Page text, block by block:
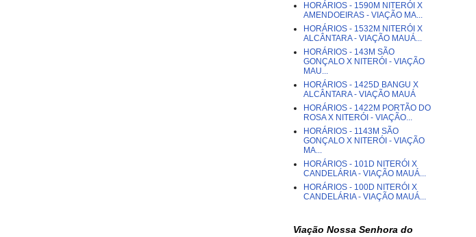
HORÁRIOS - 1590M NITERÓI X
AMENDOEIRAS - VIAÇÃO MA...
HORÁRIOS - 1532M NITERÓI X
ALCÂNTARA - VIAÇÃO MAUÁ...
HORÁRIOS - 143M SÃO
GONÇALO X NITERÓI - VIAÇÃO
MAU...
HORÁRIOS - 1425D BANGU X
ALCÂNTARA - VIAÇÃO MAUÁ
HORÁRIOS - 1422M PORTÃO DO
ROSA X NITERÓI - VIAÇÃO...
HORÁRIOS - 1143M SÃO
GONÇALO X NITERÓI - VIAÇÃO
MA...
HORÁRIOS - 101D NITERÓI X
CANDELÁRIA - VIAÇÃO MAUÁ...
HORÁRIOS - 100D NITERÓI X
CANDELÁRIA - VIAÇÃO MAUÁ...
Viação Nossa Senhora do